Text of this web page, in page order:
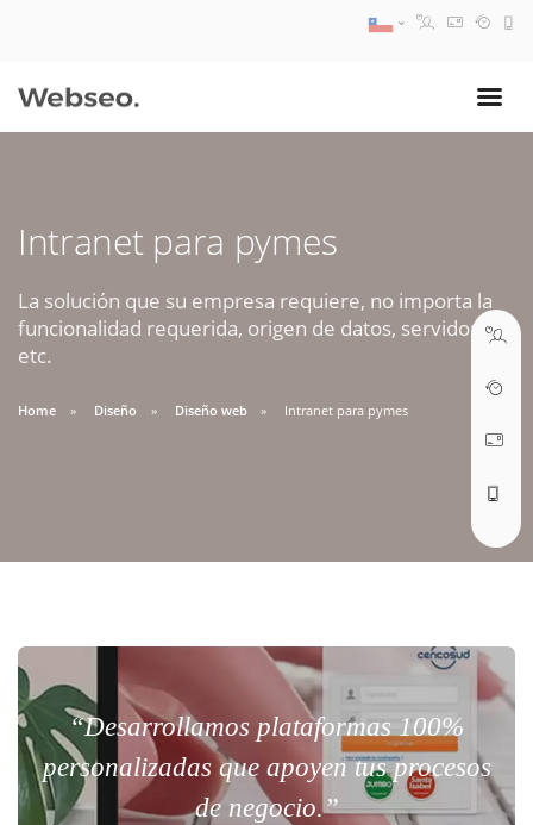
Intranet para pymes
La solución que su empresa requiere, no importa la
funcionalidad requerida, origen de datos, servidores,
etc.
Home Diseño Diseño web Intranet para pymes
“Desarrollamos plataformas 100%
personalizadas que apoyen tus procesos
de negocio.”
09:30 AM A 18:30 PM
soporte@webseo.cl
ABRIR TICKET